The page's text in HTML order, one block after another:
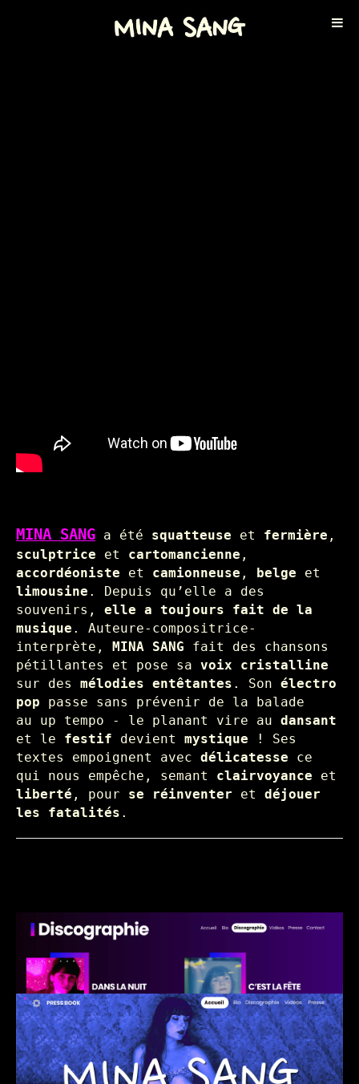
MINA SANG a été squatteuse et fermière ,
sculptrice et cartomancienne ,
accordéoniste et camionneuse , belge et
limousine . Depuis qu’elle a des
souvenirs, elle a toujours fait de la
musique . Auteure-compositrice-
interprète, MINA SANG fait des chansons
pétillantes et pose sa voix cristalline
sur des mélodies entêtantes . Son électro
pop passe sans prévenir de la balade
au up tempo - le planant vire au dansant
et le festif devient mystique ! Ses
textes empoignent avec délicatesse ce
qui nous empêche, semant
clairvoyance et
liberté , pour se réinventer et
déjouer
les fatalités .